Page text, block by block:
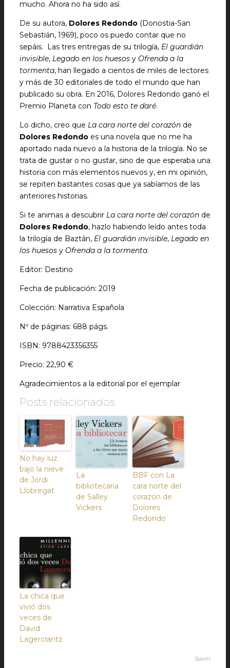
mucho. Ahora no ha sido así.
De su autora, Dolores Redondo (Donostia-San
Sebastián, 1969), poco os puedo contar que no
sepáis. Las tres entregas de su trilogía, El guardián
invisible, Legado en los huesos y Ofrenda a la
tormenta, han llegado a cientos de miles de lectores
y más de 30 editoriales de todo el mundo que han
publicado su obra. En 2016, Dolores Redondo ganó el
Premio Planeta con Todo esto te daré.
Lo dicho, creo que La cara norte del corazón de
Dolores Redondo es una novela que no me ha
aportado nada nuevo a la historia de la trilogía. No se
trata de gustar o no gustar, sino de que esperaba una
historia con más elementos nuevos y, en mi opinión,
se repiten bastantes cosas que ya sabíamos de las
anteriores historias.
Si te animas a descubrir La cara norte del corazón de
Dolores Redondo, hazlo habiendo leído antes toda
la trilogía de Baztán, El guardián invisible, Legado en
los huesos y Ofrenda a la tormenta.
Editor: Destino
Fecha de publicación: 2019
Colección: Narrativa Española
Nº de páginas: 688 págs.
ISBN: 9788423356355
Precio: 22,90 €
Agradecimientos a la editorial por el ejemplar
Posts relacionados
No hay luz
bajo la nieve
de Jordi
Llobregat
La
bibliotecaria
de Salley
Vickers
BBF con La
cara norte del
corazón de
Dolores
Redondo
La chica que
vivió dos
veces de
David
Lagercrantz
Sovrn